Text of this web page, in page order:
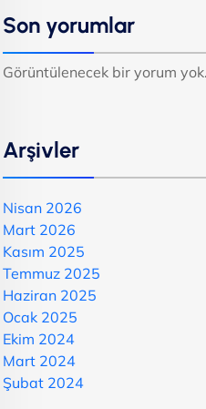
Son yorumlar
Görüntülenecek bir yorum yok.
Arşivler
Nisan 2026
Mart 2026
Kasım 2025
Temmuz 2025
Haziran 2025
Ocak 2025
Ekim 2024
Mart 2024
Şubat 2024